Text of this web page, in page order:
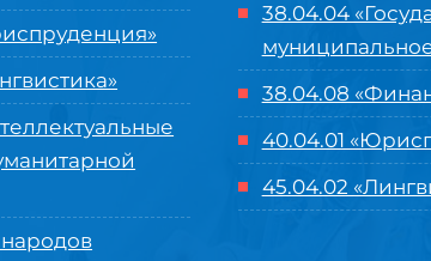
38.04.04
38.04.08
40.04.01
45.04.02